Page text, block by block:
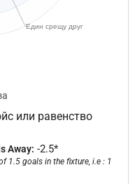
или равенство
Away: -2.5*
1.5 goals in the fixture, i.e : 1